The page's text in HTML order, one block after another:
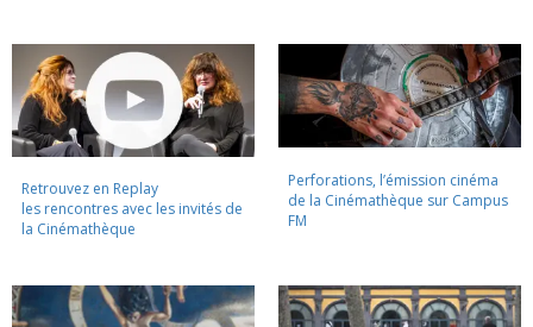
Retrouvez en Replay
les rencontres avec les invités de
la Cinémathèque
Perforations, l’émission cinéma
de la Cinémathèque sur Campus
FM